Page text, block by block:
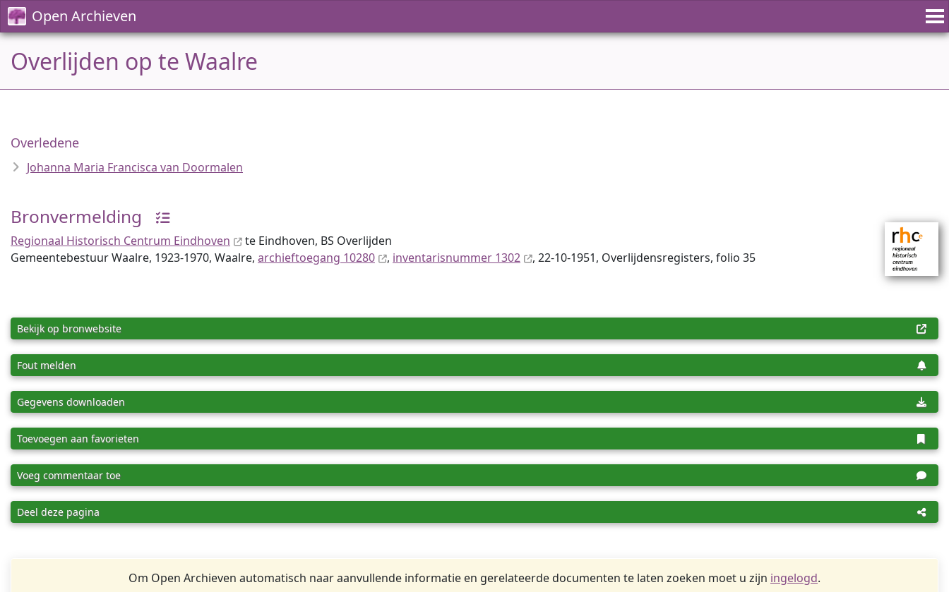
Open Archieven
Overlijden op te Waalre
Overledene
Johanna Maria Francisca van Doormalen
Bronvermelding
Regionaal Historisch Centrum Eindhoven
te Eindhoven, BS Overlijden
Gemeentebestuur Waalre, 1923-1970, Waalre, archieftoegang 10280 , inventaris­num­mer 1302 , 22-10-1951, Overlijdensregisters, folio 35
Bekijk op bronwebsite
Fout melden
Gegevens downloaden
Toevoegen aan favorieten
Voeg commentaar toe
Deel deze pagina
Om Open Archieven automatisch naar aanvullende informatie en gerelateerde documenten te laten zoeken moet u zijn ingelogd.